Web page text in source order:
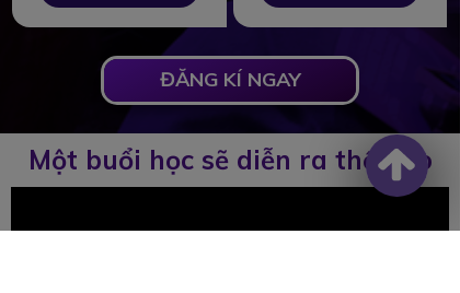
ĐĂNG KÍ NGAY
Một buổi học sẽ diễn ra thế nào